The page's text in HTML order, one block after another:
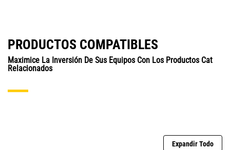
PRODUCTOS COMPATIBLES
Maximice La Inversión De Sus Equipos Con Los Productos Cat
Relacionados
Expandir Todo